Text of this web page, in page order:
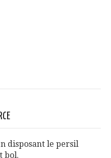
disposant le persil
bol.